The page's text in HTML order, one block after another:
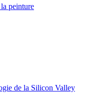
peinture
de la Silicon Valley